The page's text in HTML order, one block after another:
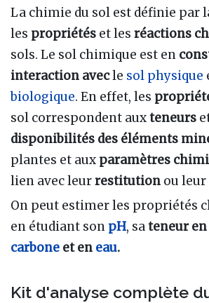
La chimie du sol est définie par
les propriétés et les réactions
sols. Le sol chimique est en
interaction avecle sol physique
biologique. En effet, les
sol correspondent auxteneurs
disponibilités des éléments
plantes et aux paramètres
lien avec leurrestitution ou leur
On peut estimer les propriétés
en étudiant son pH, sateneur en
carbone et en eau.
Kit d'analyse complète